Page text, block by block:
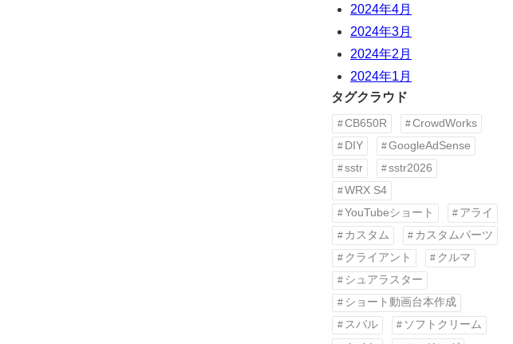
2024年4月
2024年3月
2024年2月
2024年1月
タグクラウド
CB650R
CrowdWorks
DIY
GoogleAdSense
sstr
sstr2026
WRX S4
YouTubeショート
アライ
カスタム
カスタムパーツ
クライアント
クルマ
シュアラスター
ショート動画台本作成
スバル
ソフトクリーム